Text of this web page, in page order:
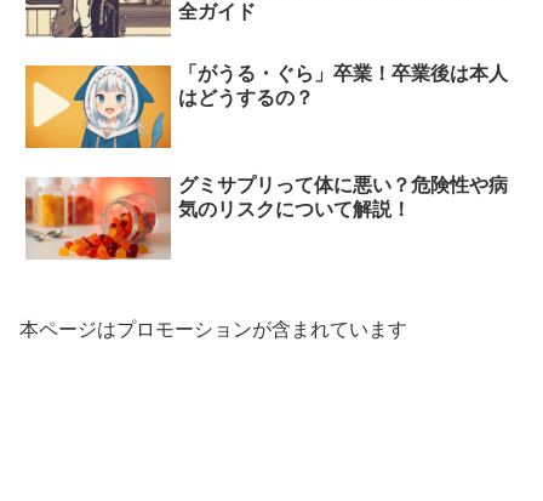
全ガイド
「がうる・ぐら」卒業！卒業後は本人
はどうするの？
グミサプリって体に悪い？危険性や病
気のリスクについて解説！
本ページはプロモーションが含まれています